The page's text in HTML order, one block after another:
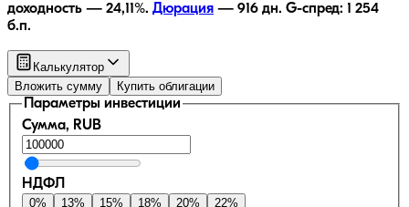
доходность — 24,11%. Дюрация — 916 дн. G-спред: 1 254
б.п.
Калькулятор
Вложить сумму
Купить облигации
Параметры инвестиции
Сумма, RUB
НДФЛ
0% 13% 15% 18% 20% 22%